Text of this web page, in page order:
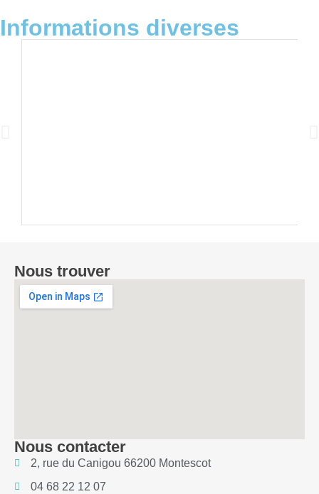
Informations diverses
Nous trouver
Nous contacter
2, rue du Canigou 66200 Montescot
04 68 22 12 07